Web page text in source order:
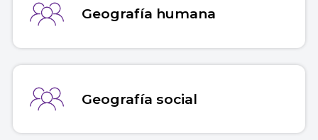
Geografía humana
Geografía social